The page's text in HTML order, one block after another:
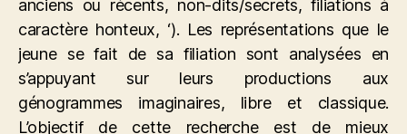
anciens ou récents, non-dits/secrets, filiations à
caractère honteux, ‘). Les représentations que le
jeune se fait de sa filiation sont analysées en
s’appuyant sur leurs productions aux
génogrammes imaginaires, libre et classique.
L’objectif de cette recherche est de mieux